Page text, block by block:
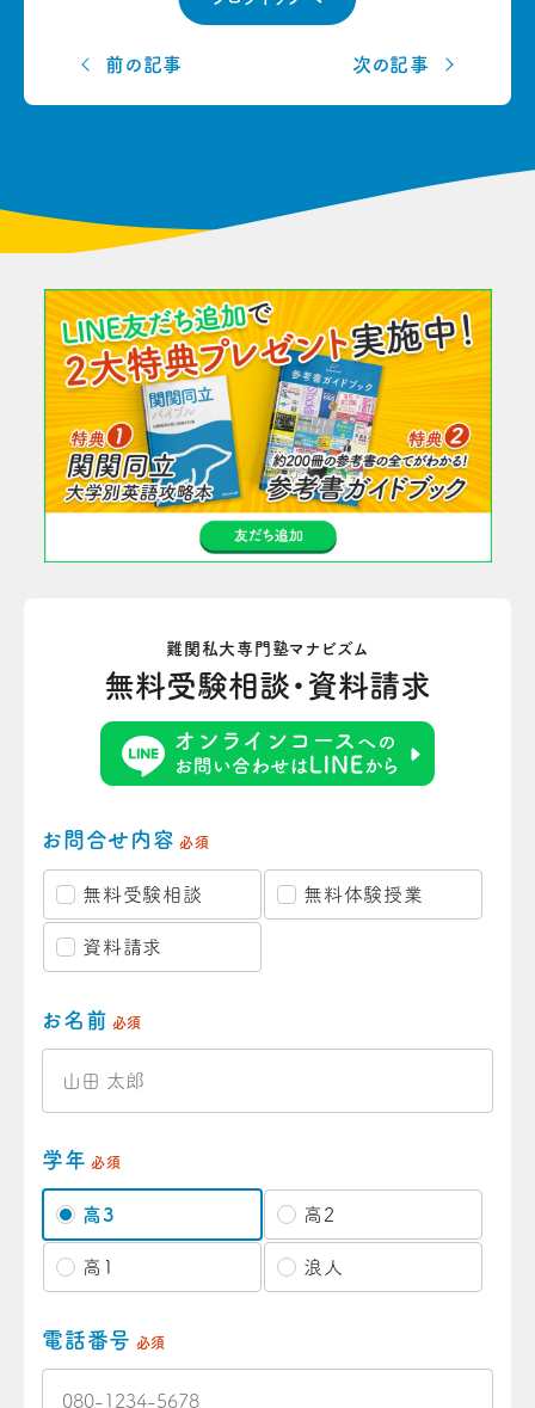
前の記事 次の記事
難関私大専門塾マナビズム
無料受験相談・資料請求
お問合せ内容 必須
無料受験相談 無料体験授業
資料請求
お名前 必須
学年 必須
高3 高2
高1 浪人
電話番号 必須